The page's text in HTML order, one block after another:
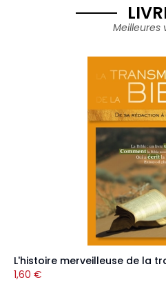
Meilleures
L'histoire merveilleuse de la
1,60 €